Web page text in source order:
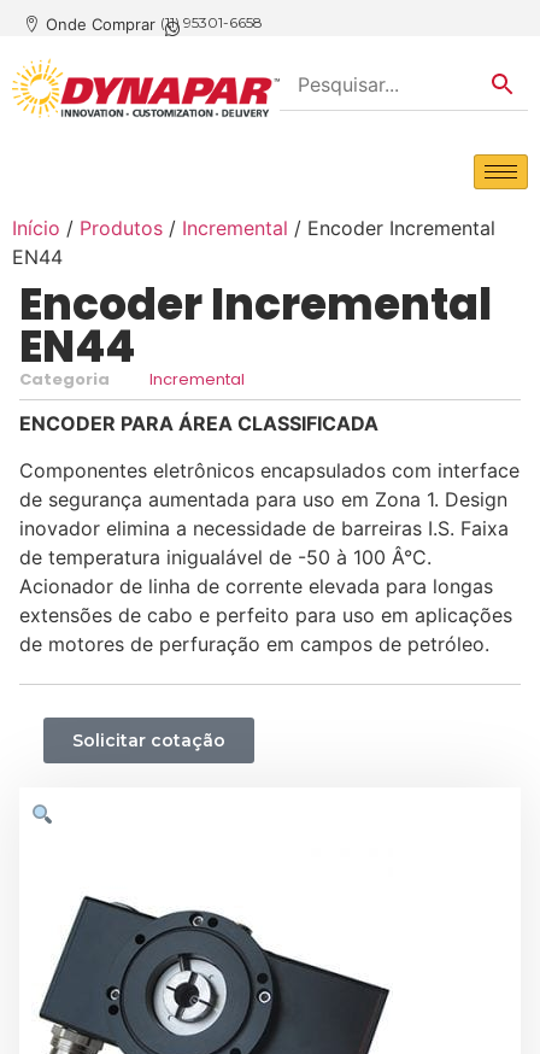
Onde Comprar (11) 95301-6658
Início / Produtos / Incremental / Encoder Incremental
EN44
Encoder Incremental
EN44
Categoria Incremental
ENCODER PARA ÁREA CLASSIFICADA
Componentes eletrônicos encapsulados com interface
de segurança aumentada para uso em Zona 1. Design
inovador elimina a necessidade de barreiras I.S. Faixa
de temperatura inigualável de -50 à 100 Â°C.
Acionador de linha de corrente elevada para longas
extensões de cabo e perfeito para uso em aplicações
de motores de perfuração em campos de petróleo.
Solicitar cotação